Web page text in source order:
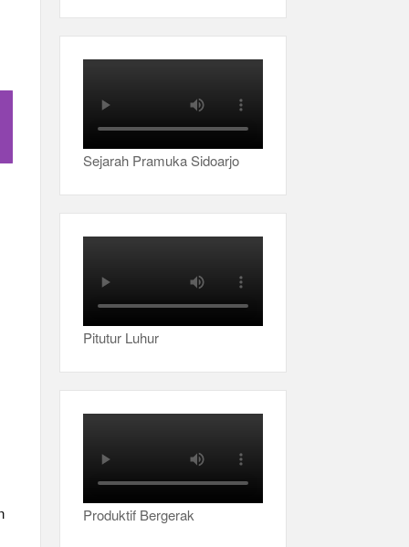
Sejarah Pramuka Sidoarjo
Pitutur Luhur
Produktif Bergerak